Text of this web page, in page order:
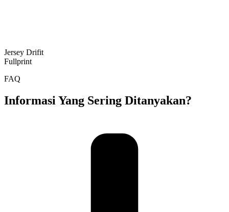
Jersey Drifit
Fullprint
FAQ
Informasi Yang Sering Ditanyakan?